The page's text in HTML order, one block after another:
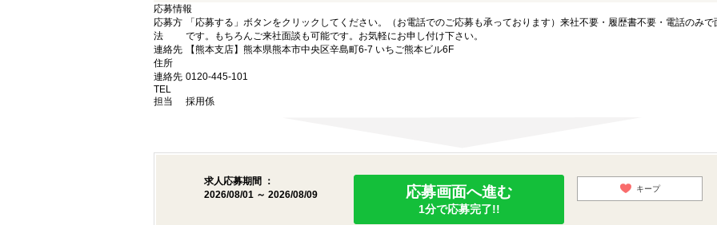
応募情報
応募方
法
「応募する」ボタンをクリックしてください。（お電話でのご応募も承っております）来社不要・履歴書不要・電話のみで
です。もちろんご来社面談も可能です。お気軽にお申し付け下さい。
連絡先
住所
【熊本支店】熊本県熊本市中央区辛島町6-7 いちご熊本ビル6F
連絡先
TEL
0120-445-101
担当 採用係
求人応募期間 ：
2026/08/01 ～ 2026/08/09
応募画面へ進む
1分で応募完了!!
キープ